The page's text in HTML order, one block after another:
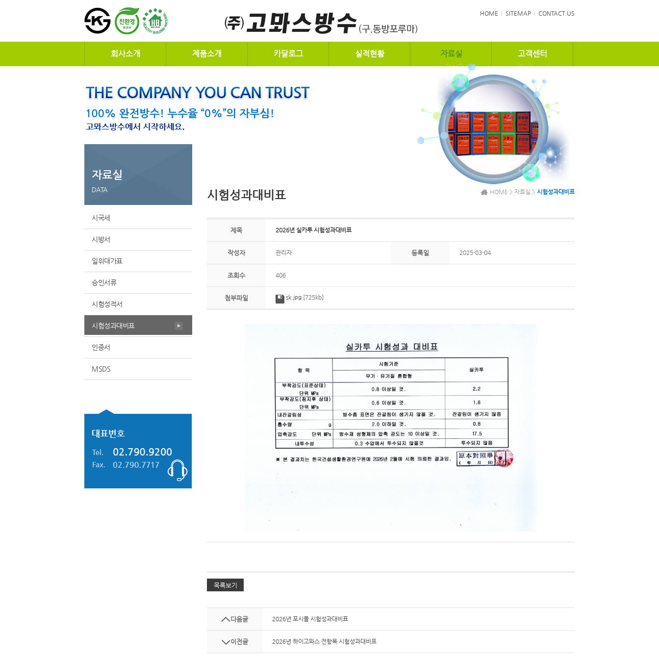
HOME SITEMAP CONTACT US
회사소개 제품소개 카달로그 실적현황 자료실 고객센터
자료실
DATA
시국세
시방서
일위대가표
승인서류
시험성적서
시험성과대비표
인증서
MSDS
시험성과대비표 HOME > 자료실 > 시험성과대비표
제목 2026년 실카투 시험성과대비표
작성자 관리자 등록일 2025-03-04
조회수 406
첨부파일 sk.jpg [725kb]
다음글 2026년 포시몰 시험성과대비표
이전글 2026년 하이고뫄스 전항목 시험성과대비표